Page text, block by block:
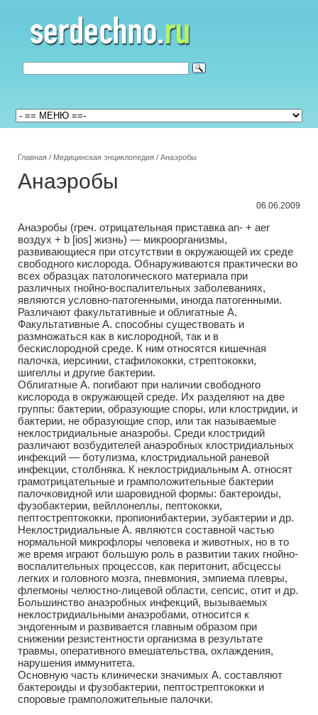
Главная / Медицинская энциклопедия / Анаэробы
Анаэробы
06.06.2009
Анаэробы (греч. отрицательная приставка an- + aer
воздух + b [ios] жизнь) — микроорганизмы,
развивающиеся при отсутствии в окружающей их среде
свободного кислорода. Обнаруживаются практически во
всех образцах патологического материала при
различных гнойно-воспалительных заболеваниях,
являются условно-патогенными, иногда патогенными.
Различают факультативные и облигатные А.
Факультативные А. способны существовать и
размножаться как в кислородной, так и в
бескислородной среде. К ним относятся кишечная
палочка, иерсинии, стафилококки, стрептококки,
шигеллы и другие бактерии.
Облигатные А. погибают при наличии свободного
кислорода в окружающей среде. Их разделяют на две
группы: бактерии, образующие споры, или клостридии, и
бактерии, не образующие спор, или так называемые
неклостридиальные анаэробы. Среди клостридий
различают возбудителей анаэробных клостридиальных
инфекций — ботулизма, клостридиальной раневой
инфекции, столбняка. К неклостридиальным А. относят
грамотрицательные и грамположительные бактерии
палочковидной или шаровидной формы: бактероиды,
фузобактерии, вейллонеллы, пептококки,
пептострептококки, пропионибактерии, эубактерии и др.
Неклостридиальные А. являются составной частью
нормальной микрофлоры человека и животных, но в то
же время играют большую роль в развитии таких гнойно-
воспалительных процессов, как перитонит, абсцессы
легких и головного мозга, пневмония, эмпиема плевры,
флегмоны челюстно-лицевой области, сепсис, отит и др.
Большинство анаэробных инфекций, вызываемых
неклостридиальными анаэробами, относится к
эндогенным и развивается главным образом при
снижении резистентности организма в результате
травмы, оперативного вмешательства, охлаждения,
нарушения иммунитета.
Основную часть клинически значимых А. составляют
бактероиды и фузобактерии, пептострептококки и
споровые грамположительные палочки.